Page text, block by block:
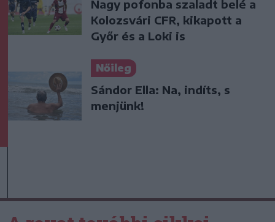
Nagy pofonba szaladt belé a
Kolozsvári CFR, kikapott a
Győr és a Loki is
Nőileg
Sándor Ella: Na, indíts, s
menjünk!